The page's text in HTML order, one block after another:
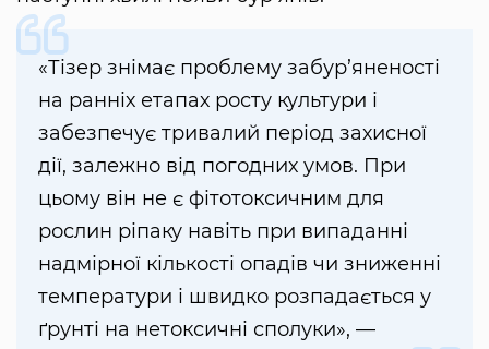
«Тізер знімає проблему забур’яненості
на ранніх етапах росту культури і
забезпечує тривалий період захисної
дії, залежно від погодних умов. При
цьому він не є фітотоксичним для
рослин ріпаку навіть при випаданні
надмірної кількості опадів чи зниженні
температури і швидко розпадається у
ґрунті на нетоксичні сполуки», —